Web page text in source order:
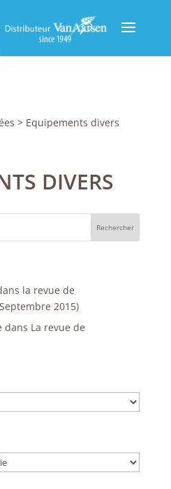
> Equipements divers
DIVERS
la revue de
2015)
La revue de